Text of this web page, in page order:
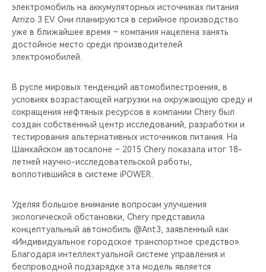
электромобиль на аккумуляторных источниках питания
Arrizo 3 EV. Они планируются в серийное производство
уже в ближайшее время – компания нацелена занять
достойное место среди производителей
электромобилей.
В русле мировых тенденций автомобилестроения, в
условиях возрастающей нагрузки на окружающую среду и
сокращения нефтяных ресурсов в компании Chery был
создан собственный центр исследований, разработки и
тестирования альтернативных источников питания. На
Шанхайском автосалоне – 2015 Chery показала итог 18-
летней научно-исследовательской работы,
воплотившийся в системе iPOWER.
Уделяя большое внимание вопросам улучшения
экологической обстановки, Chery представила
концептуальный автомобиль @Ant3, заявленный как
«Индивидуальное городское транспортное средство».
Благодаря интеллектуальной системе управления и
беспроводной подзарядке эта модель является